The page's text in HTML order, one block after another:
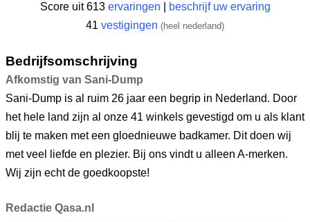
Score uit 613 ervaringen
beschrijf uw ervaring
41 vestigingen (heel nederland)
Bedrijfsomschrijving
Afkomstig van Sani-Dump
Sani-Dump is al ruim 26 jaar een begrip in Nederland. Door
het hele land zijn al onze 41 winkels gevestigd om u als klant
blij te maken met een gloednieuwe badkamer. Dit doen wij
met veel liefde en plezier. Bij ons vindt u alleen A-merken.
Wij zijn echt de goedkoopste!
Redactie Qasa.nl